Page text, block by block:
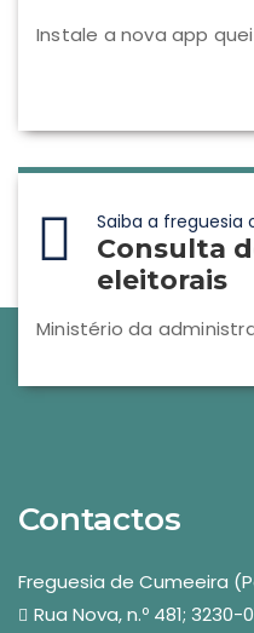
Instale a nova app
Saiba a freguesia
Consulta
eleitorais
Ministério da
Contactos
Freguesia de Cumeeira
Rua Nova, n.º 481;